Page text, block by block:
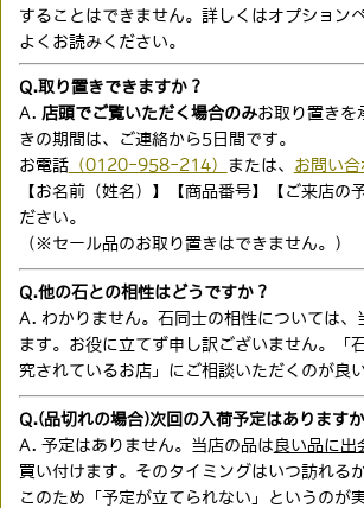
することはできません。詳しくはオプション
よくお読みください。
Q.取り置きできますか？
A. 店頭でご覧いただく場合のみお取り置きを
きの期間は、ご連絡から5日間です。
お電話（0120-958-214） または、 お問い合
【お名前（姓名）】【商品番号】【ご来店の
ださい。
（※セール品のお取り置きはできません。）
Q.他の石との相性はどうですか？
A. わかりません。石同士の相性については、
ます。お役に立てず申し訳ございません。「
究されているお店」にご相談いただくのが良
Q.(品切れの場合)次回の入荷予定はあります
A. 予定はありません。当店の品は 良い品に出
買い付けます。そのタイミングはいつ訪れる
このため「予定が立てられない」というのが